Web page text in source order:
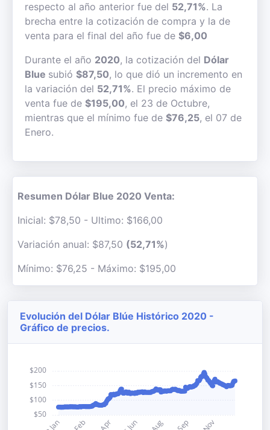
respecto al año anterior fue del 52,71%. La
brecha entre la cotización de compra y la de
venta para el final del año fue de $6,00
Durante el año 2020, la cotización del Dólar
Blue subió $87,50, lo que dió un incremento en
la variación del 52,71%. El precio máximo de
venta fue de $195,00, el 23 de Octubre,
mientras que el mínimo fue de $76,25, el 07 de
Enero.
Resumen Dólar Blue 2020 Venta:
Inicial: $78,50 - Ultimo: $166,00
Variación anual: $87,50 (52,71%)
Mínimo: $76,25 - Máximo: $195,00
Evolución del Dólar Blúe Histórico 2020 -
Gráfico de precios.